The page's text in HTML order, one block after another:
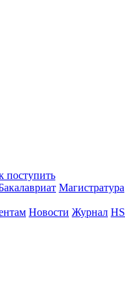
поступить
Магистратура
Новости Журнал